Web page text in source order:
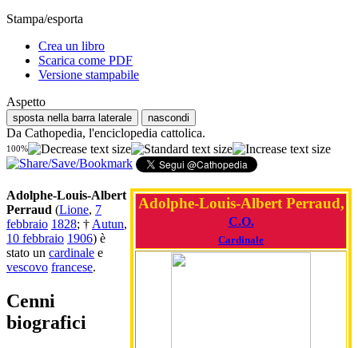
Stampa/esporta
Crea un libro
Scarica come PDF
Versione stampabile
Aspetto
sposta nella barra laterale nascondi
Da Cathopedia, l'enciclopedia cattolica.
100%
Adolphe-Louis-Albert Perraud,
C.O.
Cardinale
Adolphe-Louis-Albert
Perraud (Lione, 7
febbraio 1828; † Autun,
10 febbraio 1906) è
stato un cardinale e
vescovo francese.
Cenni
biografici